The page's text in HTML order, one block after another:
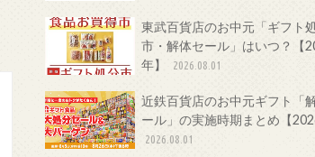
東武百貨店のお中元「ギフト
市・解体セール」はいつ？【
年】
2026.08.01
近鉄百貨店のお中元ギフト「
ール」の実施時期まとめ【
2026.08.01